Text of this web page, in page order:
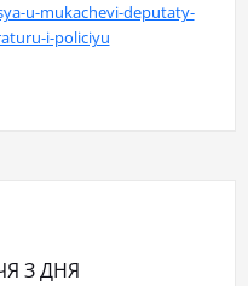
u-mukachevi-deputaty-
i-policiyu
З ДНЯ